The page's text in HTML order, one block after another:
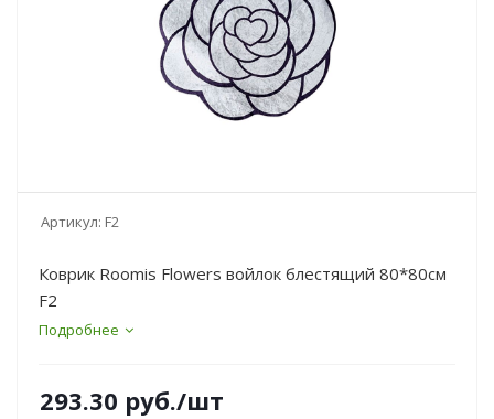
Артикул: F2
Коврик Roomis Flowers войлок блестящий 80*80см
F2
Подробнее
293.30 руб./шт